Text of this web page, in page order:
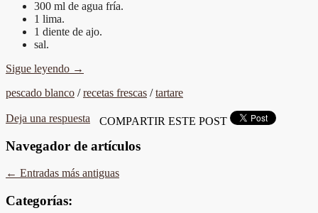
300 ml de agua fría.
1 lima.
1 diente de ajo.
sal.
Sigue leyendo →
pescado blanco /recetas frescas /tartare
Deja una respuesta COMPARTIR ESTE POST
Navegador de artículos
← Entradas más antiguas
Categorías: